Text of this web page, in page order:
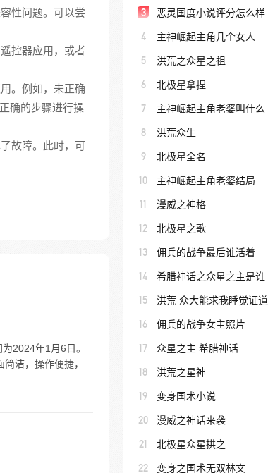
性问题。可以尝
控器应用，或者
。例如，未正确
确的步骤进行操
故障。此时，可
2024年1月6日。
洁，操作便捷，...
3 恶灵国度小说评分怎么样
4 主神崛起主角几个女人
5 洪荒之众星之祖
6 北极星拿捏
7 主神崛起主角老婆叫什么
8 洪荒众生
9 北极星全名
10 主神崛起主角老婆结局
11 漫威之神格
12 北极星之歌
13 佣兵的战争最后谁活着
14 希腊神话之众星之主是谁
15 洪荒 众大能求我睡觉证
16 佣兵的战争女主照片
17 众星之主 希腊神话
18 洪荒之星神
19 变身国术小说
20 漫威之神话来袭
21 北极星众星拱之
22 变身之国术无双林文